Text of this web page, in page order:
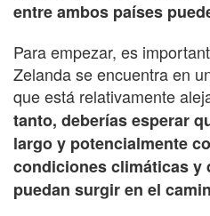
entre ambos países
Para empezar, es
Zelanda se encuentra en
que está relativamente
tanto, deberías esperar
largo y potencialmente
condiciones climáticas y
puedan surgir en el